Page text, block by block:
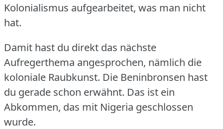
Kolonialismus aufgearbeitet, was man nicht
hat.
Damit hast du direkt das nächste
Aufregerthema angesprochen, nämlich die
koloniale Raubkunst. Die Beninbronsen hast
du gerade schon erwähnt. Das ist ein
Abkommen, das mit Nigeria geschlossen
wurde.